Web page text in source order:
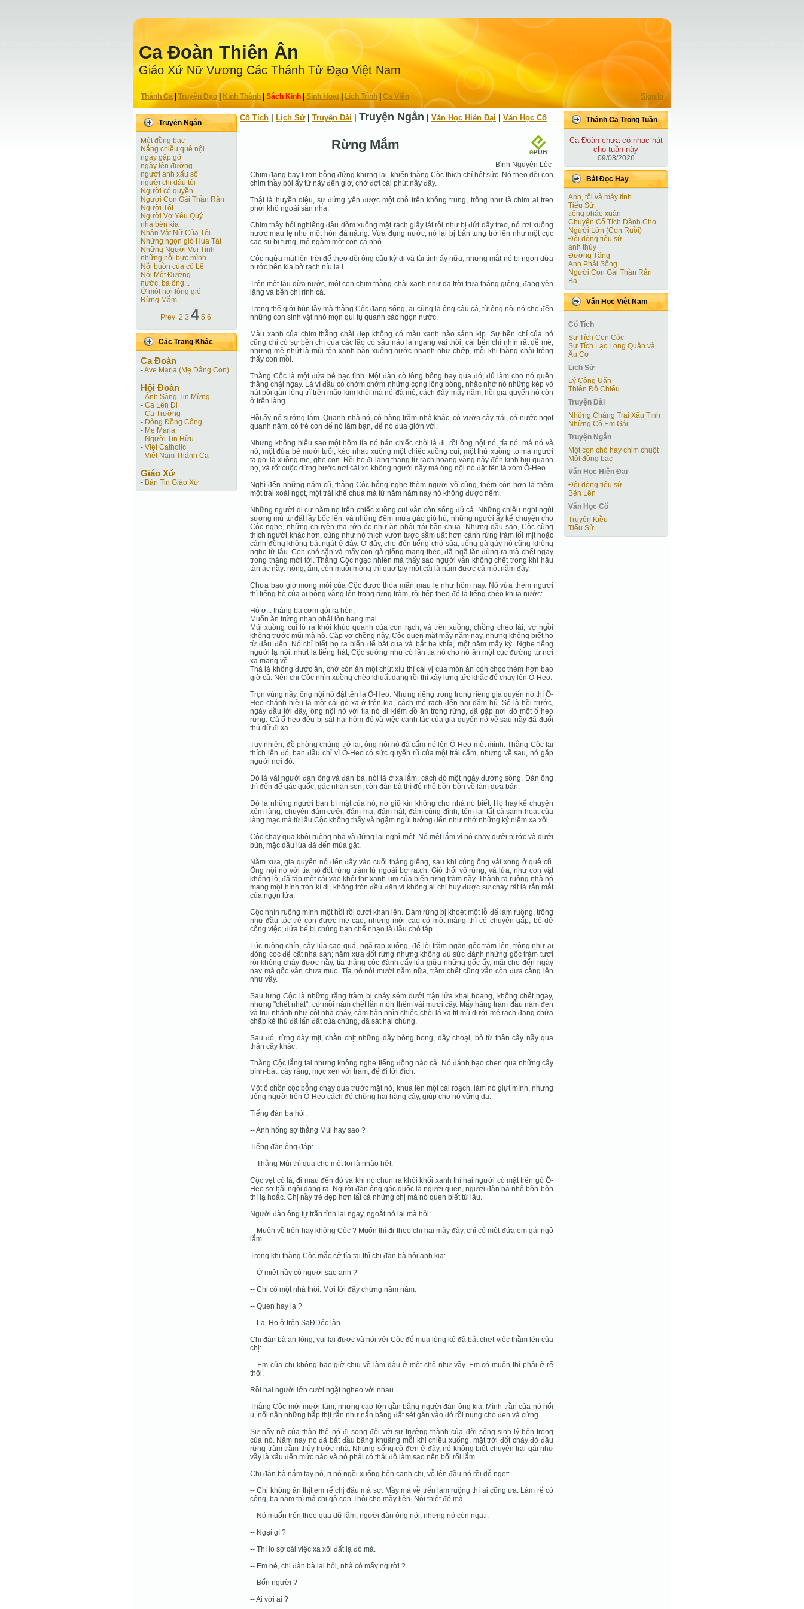
Ca Ðoàn Thiên Ân
Giáo Xứ Nữ Vương Các Thánh Tử Ðạo Việt Nam
Thánh Ca Truyện Ðạo| Kinh Thánh Sách Kinh|Sinh Hoạt| Lịch Trình Ca Viên Sign In
Truyện Ngắn
Một đồng bạc
Nắng chiều quê nội
ngày gặp gỡ
ngày lên đường
người anh xấu số
người chị dâu tôi
Người có quyền
Người Con Gái Thần Rắn
Người Tốt
Người Vợ Yêu Quý
nhà bên kia
Nhân Vật Nữ Của Tôi
Những ngọn gió Hua Tát
Những Người Vui Tính
những nỗi bực mình
Nỗi buồn của cô Lê
Nói Một Ðường
nước, ba ông...
Ở một nơi lộng gió
Rừng Mắm
Prev 2 3 4 5 6
Các Trang Khác
Ca Ðoàn
-Ave Maria (Mẹ Dâng Con)
Hội Ðoàn
- Ánh Sáng Tin Mừng
- Ca Lên Đi
- Ca Trưởng
- Dòng Đồng Công
- Mẹ Maria
- Người Tin Hữu
- Việt Catholic
- Việt Nam Thánh Ca
Giáo Xứ
- Bản Tin Giáo Xứ
Cổ Tích Lịch Sử| Truyện Dài Truyện Ngắn Văn Học Hiện Ðại Văn Học Cổ
Rừng Mắm
Bình Nguyên Lộc
Chim đang bay lượn bỗng đứng khựng lại, khiến thằng Cộc thích chí hết sức. Nó theo dõi con
chim thầy bói ấy từ nãy đến giờ, chờ đợi cái phút nầy đây.
Thật là huyền diệu, sự đứng yên được một chỗ trên không trung, trông như là chim ai treo
phơi khô ngoài sân nhà.
Chim thầy bói nghiêng đầu dòm xuống mặt rạch giây lát rồi như bị đứt dây treo, nó rơi xuống
nước mau lẹ như một hòn đá nă.ng. Vừa đụng nước, nó lại bị bắn tung trở lên như một cục
cao su bị tưng, mỏ ngậm một con cá nhỏ.
Cộc ngửa mặt lên trời để theo dõi ông câu kỳ dị và tài tình ấy nữa, nhưng mắt nó bị ngọn dừa
nước bên kia bờ rạch níu la.i.
Trên một tàu dừa nước, một con chim thằng chài xanh như da trời trưa tháng giêng, đang yên
lặng và bền chí rình cá.
Trong thế giới bùn lầy mà thằng Cộc đang sống, ai cũng là ông câu cả, từ ông nội nó cho đến
những con sinh vật nhỏ mọn qui tụ quanh các ngọn nước.
Màu xanh của chim thằng chài đẹp không có màu xanh nào sánh kịp. Sự bền chí của nó
cũng chỉ có sự bền chí của các lão cò sầu não là ngang vai thôi, cái bền chí nhìn rất dễ mê,
nhưng mê nhứt là mũi tên xanh bắn xuống nước nhanh như chớp, mỗi khi thằng chài trông
thấy con mồi.
Thằng Cộc là một đứa bé bạc tình. Một đàn cò lông bông bay qua đó, đủ làm cho nó quên
thằng chài ngay. Là vì đầu cò chởm chởm những cọng lông bông, nhắc nhở nó những kép võ
hát bội gắn lông trĩ trên mão kim khôi mà nó đã mê, cách đây mấy năm, hồi gia quyến nó còn
ở trên làng.
Hồi ấy nó sướng lắm. Quanh nhà nó, có hàng trăm nhà khác, có vườn cây trái, có nước ngọt
quanh năm, có trẻ con để nó làm bạn, để nó đùa giỡn với.
Nhưng không hiểu sao một hôm tía nó bán chiếc chòi lá đi, rồi ông nội nó, tía nó, má nó và
nó, một đứa bé mười tuổi, kéo nhau xuống một chiếc xuồng cui, một thứ xuồng to mà người
ta gọi là xuồng mẹ, ghe con. Rồi họ đi lang thang từ rạch hoang vắng nầy đến kinh hiu quạnh
nọ, và rốt cuộc dừng bước nơi cái xó không người nầy mà ông nội nó đặt tên là xóm Ô-Heo.
Nghĩ đến những năm cũ, thằng Cộc bỗng nghe thèm người vô cùng, thèm còn hơn là thèm
một trái xoài ngọt, một trái khế chua mà từ năm năm nay nó không được nếm.
Những người di cư năm nọ trên chiếc xuồng cui vẫn còn sống đủ cả. Những chiều nghi ngút
sương mù từ đất lầy bốc lên, và những đêm mưa gào gió hú, những người ấy kể chuyện cho
Cộc nghe, những chuyện ma rởn óc như ăn phải trái bần chua. Nhưng dầu sao, Cộc cũng
thích người khác hơn, cũng như nó thích vườn tược sầm uất hơn cảnh rừng tràm tối mịt hoặc
cảnh đồng không bát ngát ở đây. Ở đây, cho đến tiếng chó sủa, tiếng gà gáy nó cũng không
nghe từ lâu. Con chó săn và mấy con gà giống mang theo, đã ngã lăn đùng ra mà chết ngay
trong tháng mới tới. Thằng Cộc ngạc nhiên mà thấy sao người vẫn không chết trong khí hậu
tàn ác nầy: nóng, ẩm, còn muỗi mòng thì quơ tay một cái là nắm được cả một nắm đầy.
Chưa bao giờ mong mỏi của Cộc được thỏa mãn mau lẹ như hôm nay. Nó vừa thèm người
thì tiếng hò của ai bỗng vẳng lên trong rừng tràm, rồi tiếp theo đó là tiếng chèo khua nước:
Hò ơ... tháng ba cơm gói ra hòn,
Muốn ăn trứng nhạn phải lòn hang mai.
Mũi xuồng cui ló ra khỏi khúc quanh của con rạch, và trên xuồng, chồng chèo lái, vợ ngồi
không trước mũi mà hò. Cặp vợ chồng nầy, Cộc quen mặt mấy năm nay, nhưng không biết họ
từ đâu đến. Nó chỉ biết họ ra biển để bắt cua và bắt ba khía, một năm mấy kỳ. Nghe tiếng
người lạ nói, nhứt là tiếng hát, Cộc sướng như có lần tía nó cho nó ăn một cục đường từ nơi
xa mang về.
Thà là không được ăn, chớ còn ăn một chút xíu thì cái vị của món ăn còn chọc thèm hơn bao
giờ cả. Nên chi Cộc nhìn xuồng chèo khuất dạng rồi thì xây lưng tức khắc để chạy lên Ô-Heo.
Trọn vùng nầy, ông nội nó đặt tên là Ô-Heo. Nhưng riêng trong trong riêng gia quyến nó thì Ô-
Heo chánh hiệu là một cái gò xa ở trên kia, cách mé rạch đến hai dặm hú. Số là hồi trước,
ngày đầu tới đây, ông nội nó với tía nó đi kiếm đồ ăn trong rừng, đã gặp nơi đó một ổ heo
rừng. Cả ổ heo đều bị sát hại hôm đó và việc canh tác của gia quyến nó về sau nầy đã đuổi
thú dữ đi xa.
Tuy nhiên, đề phòng chúng trở lại, ông nội nó đã cấm nó lên Ô-Heo một mình. Thằng Cộc lại
thích lên đó, ban đầu chỉ vì Ô-Heo có sức quyến rũ của một trái cấm, nhưng về sau, nó gặp
người nơi đó.
Đó là vài người đàn ông và đàn bà, nói là ở xa lắm, cách đó một ngày đường sông. Đàn ông
thì đến để gác quốc, gác nhan sen, còn đàn bà thì để nhổ bồn-bồn về làm dưa bán.
Đó là những người bạn bí mật của nó, nó giữ kín không cho nhà nó biết. Họ hay kể chuyện
xóm làng, chuyện đám cưới, đám ma, đám hát, đám cúng đình, tóm lại tất cả sanh hoạt của
làng mạc mà từ lâu Cộc không thấy và ngậm ngùi tưởng đến như nhớ những kỷ niệm xa xôi.
Cộc chạy qua khỏi ruộng nhà và đứng lại nghỉ mệt. Nó mệt lắm vì nó chạy dưới nước và dưới
bùn, mặc dầu lúa đã đến mùa gặt.
Năm xưa, gia quyến nó đến đây vào cuối tháng giêng, sau khi cúng ông vải xong ở quê cũ.
Ông nội nó với tía nó đốt rừng tràm từ ngoài bờ ra.ch. Gió thổi vô rừng, và lửa, như con vật
khổng lồ, đã táp một cái vào khối thịt xanh um của biển rừng tràm nầy. Thành ra ruộng nhà nó
mang một hình tròn kì dị, không tròn đều đặn vì không ai chỉ huy được sự cháy rất là rắn mắt
của ngọn lửa.
Cộc nhìn ruộng mình một hồi rồi cười khan lên. Đám rừng bị khoét một lỗ để làm ruộng, trông
như đầu tóc trẻ con được mẹ cạo, nhưng mới cạo có một mảng thì có chuyện gấp, bỏ dở
công việc; đứa bé bị chúng bạn chế nhạo là đầu chó táp.
Lúc ruộng chín, cây lúa cao quá, ngã rạp xuống, để lòi trăm ngàn gốc tràm lên, trông như ai
đóng cọc để cất nhà sàn; năm xưa đốt rừng nhưng không đủ sức đánh những gốc tràm tươi
rói không cháy được nầy, tía thằng cộc đành cấy lúa giữa những gốc ấy, mãi cho đến ngày
nay mà gốc vẫn chưa mục. Tía nó nói mười năm nữa, tràm chết cũng vẫn còn đưa cẳng lên
như vầy.
Sau lưng Cộc là những rặng tràm bị cháy sém dưới trận lửa khai hoang, không chết ngay,
nhưng "chết nhát", cứ mỗi năm chết lần mòn thêm vài mươi cây. Mấy hàng tràm đầu nám đen
và trụi nhánh như cột nhà cháy, câm hận nhìn chiếc chòi lá xa tít mù dưới mé rạch đang chứa
chấp kẻ thù đã lấn đất của chúng, đã sát hại chúng.
Sau đó, rừng dày mịt, chằn chịt những dây bòng bong, dây choại, bò từ thân cây nầy qua
thân cây khác.
Thằng Cộc lắng tai nhưng không nghe tiếng động nào cả. Nó đánh bạo chen qua những cây
bình-bát, cây ráng, mọc xen với tràm, để đi tới đích.
Một ổ chồn cộc bỗng chạy qua trước mặt nó, khua lên một cái roạch, làm nó giựt mình, nhưng
tiếng người trên Ô-Heo cách đó chững hai hàng cây, giúp cho nó vững dạ.
Tiếng đàn bà hỏi:
-- Anh hổng sợ thằng Mùi hay sao ?
Tiếng đàn ông đáp:
-- Thằng Mùi thì qua cho một loi là nhào hớt.
Cộc vẹt cỏ lá, đi mau đến đó và khi nó chun ra khỏi khối xanh thì hai người có mặt trên gò Ô-
Heo sợ hãi ngồi dang ra. Người đàn ông gác quốc là người quen, người đàn bà nhổ bồn-bồn
thì lạ hoắc. Chị nầy trẻ đẹp hơn tất cả những chị mà nó quen biết từ lâu.
Người đàn ông tự trấn tỉnh lại ngay, ngoắt nó lại mà hỏi:
-- Muốn về trển hay không Cộc ? Muốn thì đi theo chị hai mầy đây, chỉ có một đứa em gái ngộ
lắm.
Trong khi thằng Cộc mắc cở tía tai thì chị đàn bà hỏi anh kia:
-- Ở miệt nầy có người sao anh ?
-- Chỉ có một nhà thôi. Mới tới đây chừng năm năm.
-- Quen hay lạ ?
-- Lạ. Họ ở trên SaĐDéc lận.
Chị đàn bà an lòng, vui lại được và nói với Cộc để mua lòng kẻ đã bắt chợt việc thầm lén của
chị:
-- Em của chị không bao giờ chịu về làm dâu ở một chổ như vầy. Em có muốn thì phải ở rể
thôi.
Rồi hai người lớn cười ngặt nghẹo với nhau.
Thằng Cộc mới mười lăm, nhưng cao lớn gần bằng người đàn ông kia. Mình trần của nó nổi
u, nổi nần những bắp thịt rắn như nắn bằng đất sét gắn vào đó rồi nung cho đen và cứng.
Sự nẩy nở của thân thể nó đi song đôi với sự trưởng thành của đời sống sinh lý bên trong
của nó. Năm nay nó đã bắt đầu bâng khuâng mỗi khi chiều xuống, mặt trời đốt cháy đỏ đầu
rừng tràm trầm thủy trước nhà. Nhưng sống cô đơn ở đây, nó không biết chuyện trai gái như
vầy là xấu đến mức nào và nó phải có thái độ làm sao nên bối rối lắm.
Chị đàn bà nắm tay nó, rị nó ngồi xuống bên cạnh chị, vỗ lên đầu nó rồi dỗ ngọt:
-- Chị không ăn thịt em rể chị đâu mà sợ. Mầy mà về trển làm ruộng thì ai cũng ưa. Làm rể có
công, ba năm thì má chị gả con Thôi cho mầy liền. Nói thiệt đó mà.
-- Nó muốn trốn theo qua dữ lắm, người đàn ông nói, nhưng nó còn nga.i.
-- Ngại gì ?
-- Thì lo sợ cái việc xa xôi đất lạ đó mà.
-- Em nè, chị đàn bà lại hỏi, nhà có mấy người ?
-- Bốn người ?
-- Ai với ai ?
Thánh Ca Trong Tuần
Ca Ðoàn chưa có nhạc hát
cho tuần này
09/08/2026
Bài Ðọc Hay
Anh, tôi và máy tính
Tiểu Sử
tiếng pháo xuân
Chuyện Cổ Tích Dành Cho
Người Lớn (Con Ruồi)
Đôi dòng tiểu sử
anh thùy
Đường Tăng
Anh Phải Sống
Người Con Gái Thần Rắn
Ba
Văn Học Việt Nam
Cổ Tích
Sự Tích Con Cóc
Sự Tích Lạc Long Quân và
Âu Cơ
Lịch Sử
Lý Công Uẩn
Thiên Đô Chiếu
Truyện Dài
Những Chàng Trai Xấu Tính
Những Cô Em Gái
Truyện Ngắn
Một con chó hay chim chuột
Một đồng bạc
Văn Học Hiện Ðại
Đôi dòng tiểu sử
Bẽn Lẽn
Văn Học Cổ
Truyện Kiều
Tiểu Sử